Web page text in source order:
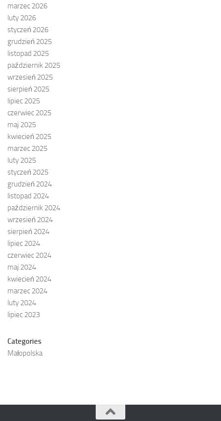
marzec 2026
luty 2026
styczeń 2026
grudzień 2025
listopad 2025
październik 2025
wrzesień 2025
sierpień 2025
lipiec 2025
czerwiec 2025
maj 2025
kwiecień 2025
marzec 2025
luty 2025
styczeń 2025
grudzień 2024
listopad 2024
październik 2024
wrzesień 2024
sierpień 2024
lipiec 2024
czerwiec 2024
maj 2024
kwiecień 2024
marzec 2024
luty 2024
lipiec 2023
Categories
Małopolska